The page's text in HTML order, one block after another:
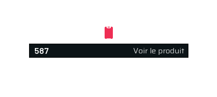
587 Voir le produit